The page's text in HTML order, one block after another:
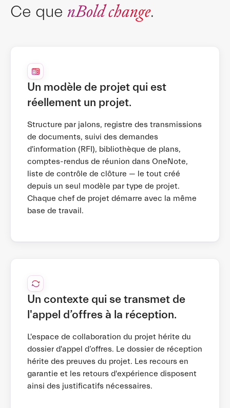
Ce que nBold change.
Un modèle de projet qui est
réellement un projet.
Structure par jalons, registre des transmissions
de documents, suivi des demandes
d'information (RFI), bibliothèque de plans,
comptes-rendus de réunion dans OneNote,
liste de contrôle de clôture — le tout créé
depuis un seul modèle par type de projet.
Chaque chef de projet démarre avec la même
base de travail.
Un contexte qui se transmet de
l'appel d’offres à la réception.
L'espace de collaboration du projet hérite du
dossier d'appel d’offres. Le dossier de réception
hérite des preuves du projet. Les recours en
garantie et les retours d'expérience disposent
ainsi des justificatifs nécessaires.